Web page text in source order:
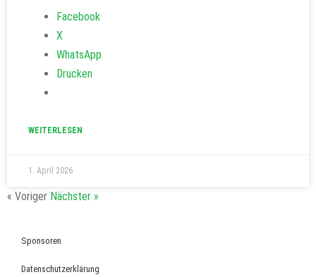
Facebook
X
WhatsApp
Drucken
WEITERLESEN
1. April 2026
« Voriger Nächster »
Sponsoren
Datenschutzerklärung